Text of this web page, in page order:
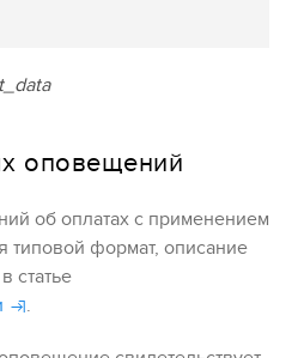
оповещений
об оплатах с применением
типовой формат, описание
статье
.